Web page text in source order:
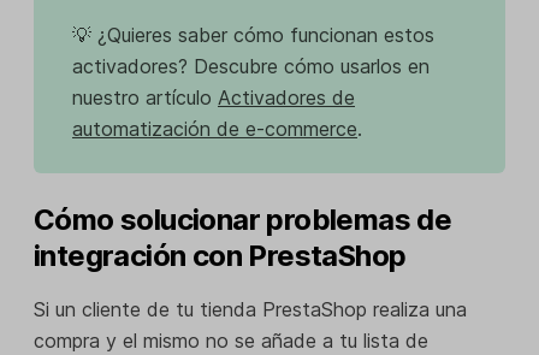
💡 ¿Quieres saber cómo funcionan estos
activadores? Descubre cómo usarlos en
nuestro artículo Activadores de
automatización de e-commerce.
Cómo solucionar problemas de
integración con PrestaShop
Si un cliente de tu tienda PrestaShop realiza una
compra y el mismo no se añade a tu lista de